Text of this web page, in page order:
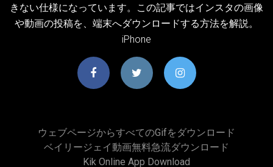
きない仕様になっています。この記事ではインスタの画像
や動画の投稿を、端末へダウンロードする方法を解説。
iPhone
ウェブページからすべてのgifをダウンロード
ベイリージェイ動画無料急流ダウンロード
Kik Online App Download